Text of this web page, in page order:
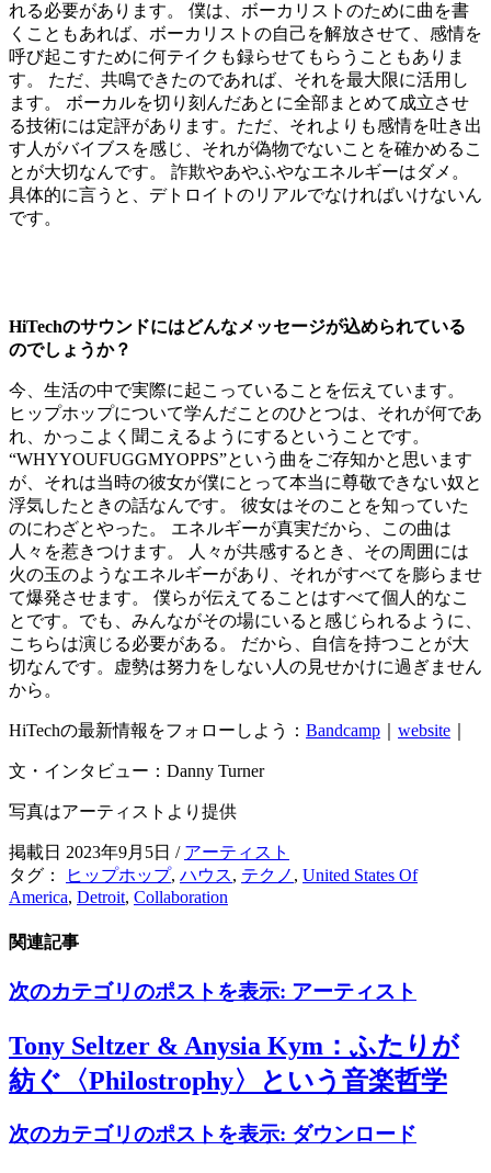
れる必要があります。 僕は、ボーカリストのために曲を書
くこともあれば、ボーカリストの自己を解放させて、感情を
呼び起こすために何テイクも録らせてもらうこともありま
す。 ただ、共鳴できたのであれば、それを最大限に活用し
ます。 ボーカルを切り刻んだあとに全部まとめて成立させ
る技術には定評があります。ただ、それよりも感情を吐き出
す人がバイブスを感じ、それが偽物でないことを確かめるこ
とが大切なんです。 詐欺やあやふやなエネルギーはダメ。
具体的に言うと、デトロイトのリアルでなければいけないん
です。
HiTechのサウンドにはどんなメッセージが込められている
のでしょうか？
今、生活の中で実際に起こっていることを伝えています。
ヒップホップについて学んだことのひとつは、それが何であ
れ、かっこよく聞こえるようにするということです。
“WHYYOUFUGGMYOPPS”という曲をご存知かと思います
が、それは当時の彼女が僕にとって本当に尊敬できない奴と
浮気したときの話なんです。 彼女はそのことを知っていた
のにわざとやった。 エネルギーが真実だから、この曲は
人々を惹きつけます。 人々が共感するとき、その周囲には
火の玉のようなエネルギーがあり、それがすべてを膨らませ
て爆発させます。 僕らが伝えてることはすべて個人的なこ
とです。でも、みんながその場にいると感じられるように、
こちらは演じる必要がある。 だから、自信を持つことが大
切なんです。虚勢は努力をしない人の見せかけに過ぎません
から。
HiTechの最新情報をフォローしよう： Bandcamp website
文・インタビュー：Danny Turner
写真はアーティストより提供
掲載日 2023年9月5日 / アーティスト
タグ：
ヒップホップ, ハウス, テクノ , United States Of
America, Detroit, Collaboration
関連記事
次のカテゴリのポストを表示: アーティスト
Tony Seltzer & Anysia Kym：ふたりが
紡ぐ〈Philostrophy〉という音楽哲学
次のカテゴリのポストを表示: ダウンロード